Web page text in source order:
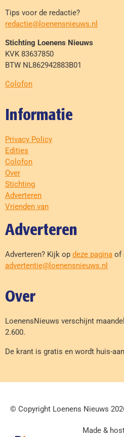
Tips voor de redactie?
redactie@loenensnieuws.nl
Stichting Loenens Nieuws
KVK 83637850
BTW NL862942883B01
Colofon
Informatie
Privacy Policy
Edities
Colofon
Over
Stichting
Adverteren
Vrienden van
Adverteren
Adverteren? Kijk op deze pagina of
advertentie@loenensnieuws.nl
Over
LoenensNieuws verschijnt
2.600.
De krant is gratis en wordt huis-
© Copyright Loenens Nieuws
Made &